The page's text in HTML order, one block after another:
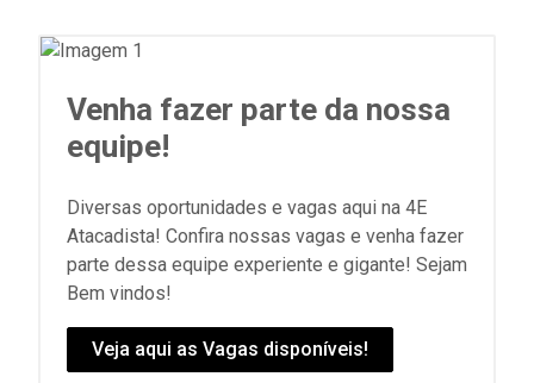
Venha fazer parte da nossa
equipe!
Diversas oportunidades e vagas aqui na 4E
Atacadista! Confira nossas vagas e venha fazer
parte dessa equipe experiente e gigante! Sejam
Bem vindos!
Veja aqui as Vagas disponíveis!